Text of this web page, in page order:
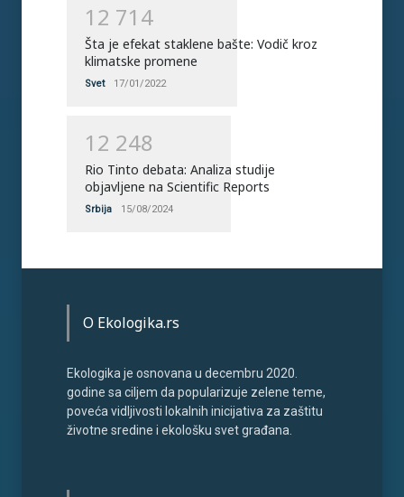
1 2 71 4
Šta je efekat staklene bašte: Vodič kroz
klimatske promene
Svet 17/01/2022
1 2 248
Rio Tinto debata: Analiza studije
objavljene na Scientific Reports
Srbija 15/08/2024
O Ekologika.rs
Ekologika je osnovana u decembru 2020.
godine sa ciljem da popularizuje zelene teme,
poveća vidljivosti lokalnih inicijativa za zaštitu
životne sredine i ekološku svet građana.